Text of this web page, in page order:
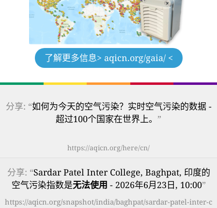
了解更多信息> aqicn.org/gaia/ <
分享: “如何为今天的空气污染？实时空气污染的数据 -
超过100个国家在世界上。 ”
https://aqicn.org/here/cn/
分享: “Sardar Patel Inter College, Baghpat, 印度的
空气污染指数是无法使用 - 2026年6月23日, 10:00”
https://aqicn.org/snapshot/india/baghpat/sardar-patel-inter-c